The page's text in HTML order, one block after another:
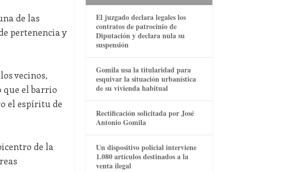
de las
pertenencia y
vecinos,
que el barrio
el espíritu de
de la
El juzgado declara legales los
contratos de patrocinio de
Diputación y declara nula su
suspensión
Gomila usa la titularidad para
esquivar la situación urbanística
de su vivienda habitual
Rectificación solicitada por José
Antonio Gomila
Un dispositivo policial interviene
1.080 artículos destinados a la
venta ilegal